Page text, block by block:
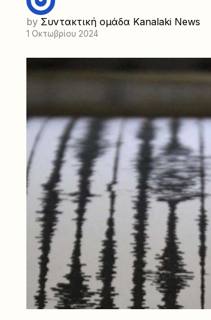
by Συντακτική ομάδα Kanalaki News
1 Οκτωβρίου 2024